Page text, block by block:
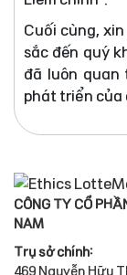
Cuối cùng,
sắc đến quý
đã luôn quan
phát triển của
CÔNG TY CỔ
NAM
Trụ sở chính:
469 Nguyễn Hữu